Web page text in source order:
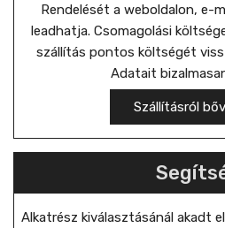
Rendelését a weboldalon, e-
leadhatja. Csomagolási
szállítás pontos költségét
Adatait
Szállításról
Alkatrész kiválasztásánál akadt